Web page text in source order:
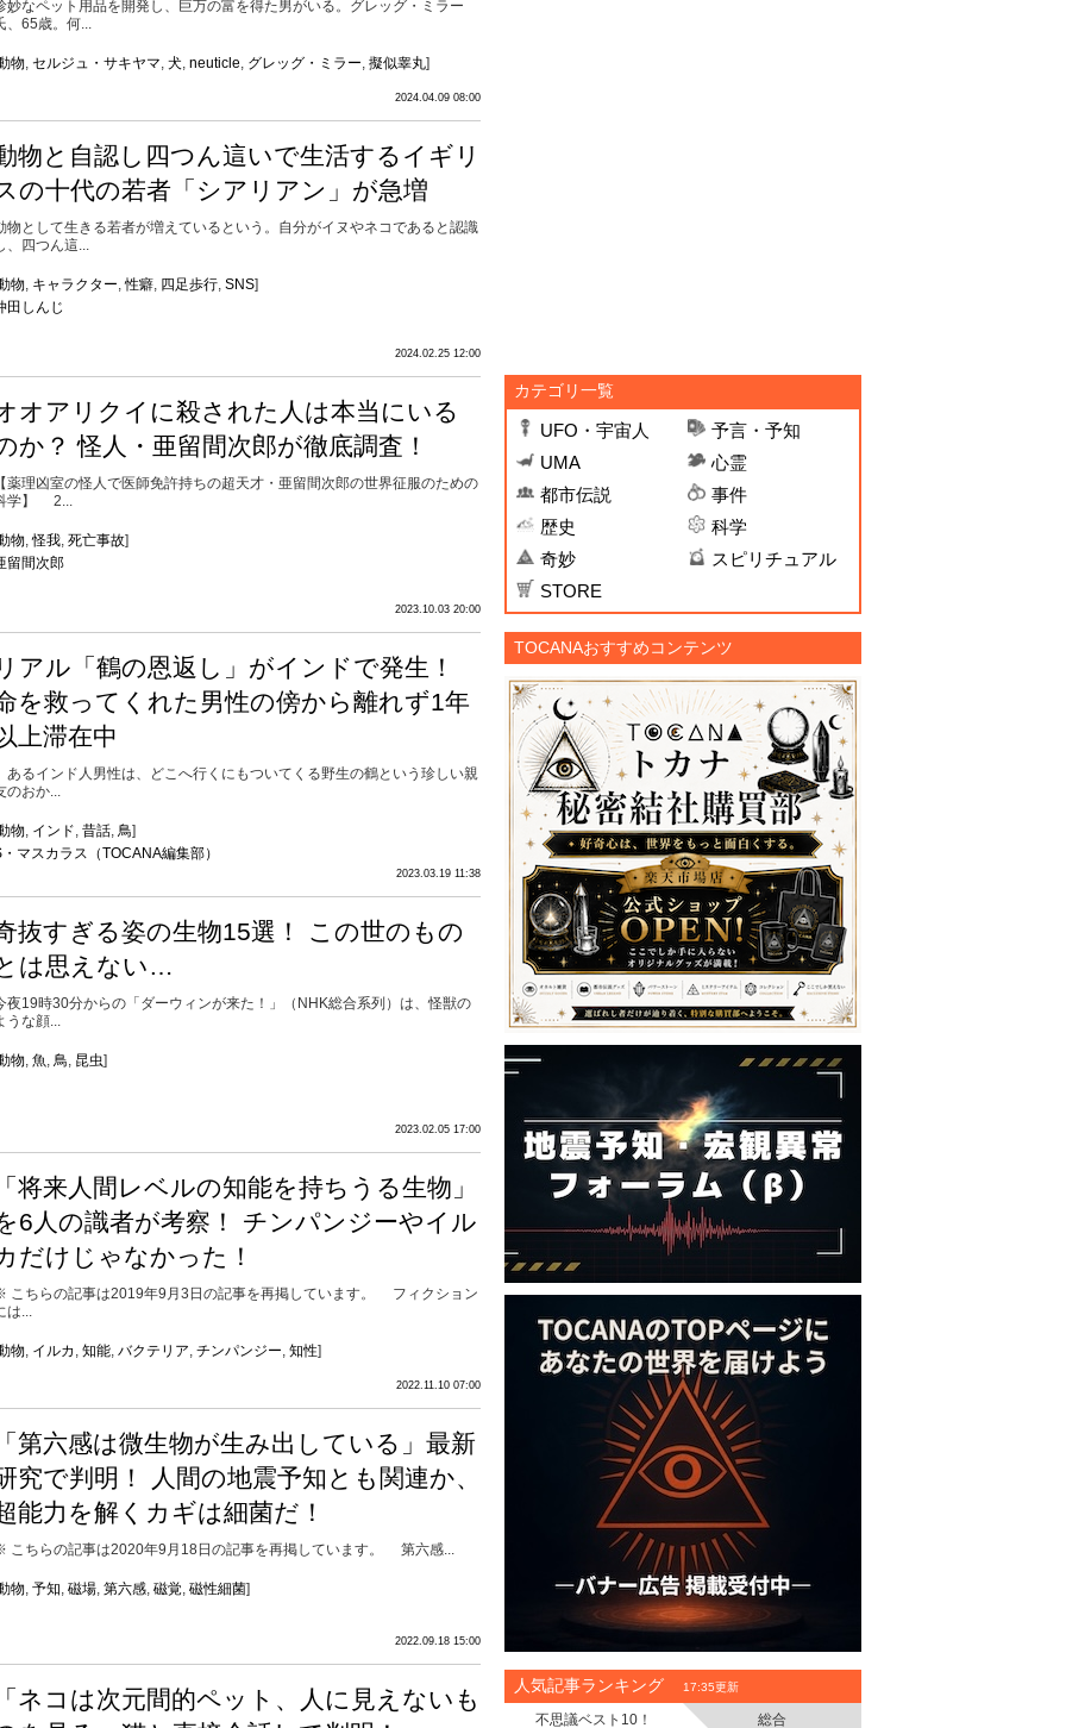
妙なペット用品を開発し、巨万の富を得た男がいる。グレッグ・ミラー
、65歳。何...
物, セルジュ・サキヤマ, 犬, neuticle, グレッグ・ミラー, 擬似睾丸]
2024.04.09 08:00
物と自認し四つん這いで生活するイギリ
の十代の若者「シアリアン」が急増
物として生きる若者が増えているという。自分がイヌやネコであると認識
、四つん這...
物, キャラクター,性癖, 四足歩行, SNS]
2024.02.25 12:00
田しんじ
オアリクイに殺された人は本当にいる
か？ 怪人・亜留間次郎が徹底調査！
薬理凶室の怪人で医師免許持ちの超天才・亜留間次郎の世界征服のための
学】 2...
物,怪我, 死亡事故]
2023.10.03 20:00
留間次郎
アル「鶴の恩返し」がインドで発生！
を救ってくれた男性の傍から離れず1年
上滞在中
るインド人男性は、どこへ行くにもついてくる野生の鶴という珍しい親
のおか...
物, インド, 昔話, 鳥]
2023.03.19 11:38
マスカラス（TOCANA編集部）
抜すぎる姿の生物15選！ この世のもの
は思えない…
夜19時30分からの「ダーウィンが来た！」（NHK総合系列）は、怪獣の
うな顔...
物, 魚, 鳥, 昆虫]
2023.02.05 17:00
将来人間レベルの知能を持ちうる生物」
6人の識者が考察！ チンパンジーやイル
だけじゃなかった！
こちらの記事は2019年9月3日の記事を再掲しています。 フィクション
は...
物, イルカ , 知能, バクテリア, チンパンジー, 知性]
2022.11.10 07:00
第六感は微生物が生み出している」最新
究で判明！ 人間の地震予知とも関連か、
能力を解くカギは細菌だ！
こちらの記事は2020年9月18日の記事を再掲しています。 第六感...
物, 予知, 磁場, 第六感, 磁覚, 磁性細菌]
2022.09.18 15:00
ネコは次元間的ペット、人に見えないも
カテゴリ一覧
UFO・宇宙人
予言・予知
UMA
心霊
都市伝説
事件
歴史
科学
奇妙
スピリチュアル
STORE
TOCANAおすすめコンテンツ
人気記事ランキング 17:35更新
不思議ベスト10！ 総合